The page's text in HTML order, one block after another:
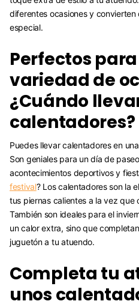
diferentes ocasiones y
especial.
Perfectos
variedad de
¿Cuándo
calentadores?
Puedes llevar calentadores en
Son geniales para un día de
acontecimientos deportivos y
festival? Los calentadores son la
tus piernas calientes a la vez que
También son ideales para el
un calor extra, sino que
juguetón a tu atuendo.
Completa tu
unos